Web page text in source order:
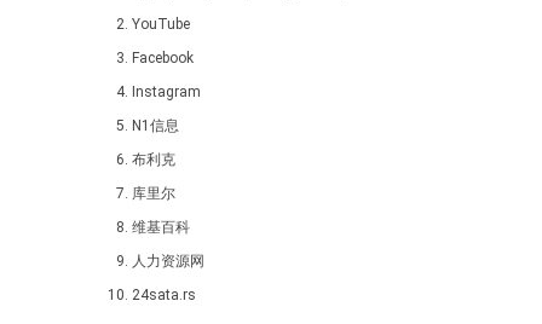
YouTube
Facebook
Instagram
N1信息
布利克
库里尔
维基百科
人力资源网
24sata.rs